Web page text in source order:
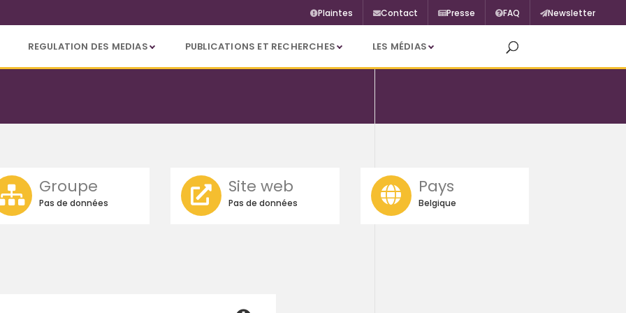
Plaintes Contact Presse FAQ Newsletter
REGULATION DES MEDIAS PUBLICATIONS ET RECHERCHES LES MÉDIAS
Groupe
Pas de données
Site web
Pas de données
Pays
Belgique